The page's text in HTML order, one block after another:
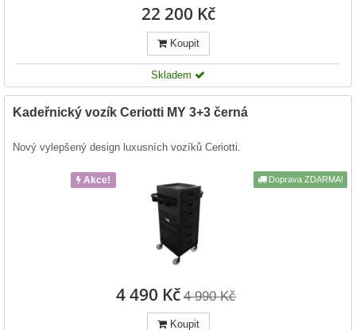
22 200 Kč
Koupit
Skladem
Kadeřnický vozík Ceriotti MY 3+3 černá
Nový vylepšený design luxusních vozíků Ceriotti.
Akce!
4 490 Kč 4 990 Kč
Doprava ZDARMA!
Koupit